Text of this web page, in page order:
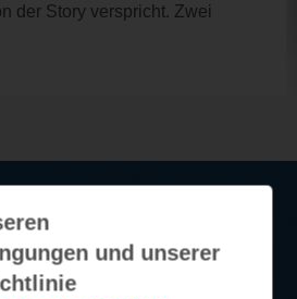
der Story verspricht. Zwei
und unserer
Service
funktioniert‘s